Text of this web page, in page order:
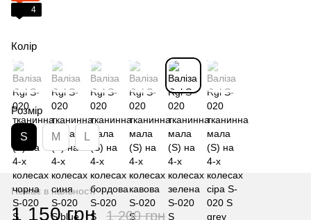
4
Колір
Розмір
S M L
Немає в наявності
1 150 грн 1 200 грн